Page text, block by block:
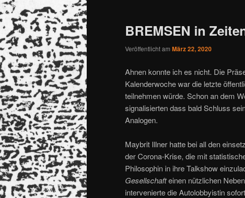
BREMSEN in
Veröffentlicht am März 22, 2020
Ahnen konnte ich es nicht. Die
Kalenderwoche war die letzte
teilnehmen würde. Schon an dem
signalisierten dass bald Schluss
Analogen.
Maybrit Illner hatte bei all den
der Corona-Krise, die mit
Philosophin in ihre Talkshow
Gesellschafteinen nützlichen
intervenierte die Autolobbyistin